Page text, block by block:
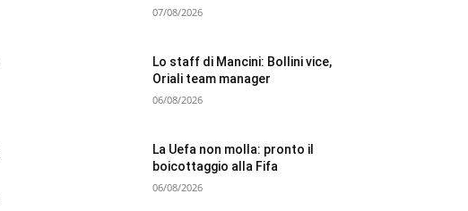
07/08/2026
Lo staff di Mancini: Bollini vice,
Oriali team manager
06/08/2026
La Uefa non molla: pronto il
boicottaggio alla Fifa
06/08/2026